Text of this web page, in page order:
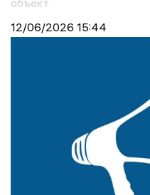
12/06/2026 15:44